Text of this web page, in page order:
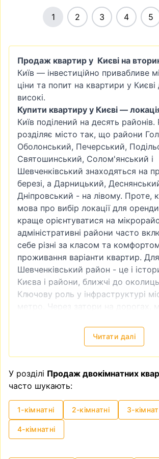
1 2 3 4 5
Продаж квартир у Києві на
Київ — інвестиційно привабливе
ціни та попит на квартири у Києві
високі.
Купити квартиру у Києві —
Київ поділений на десять районів.
розділяє місто так, що райони
Оболонський, Печерський,
Святошинський, Солом'янський і
Шевченківський знаходяться на
березі, а Дарницький,
Дніпровський - на лівому. Проте,
мова про вибір локації для
краще орієнтуватися на
адміністративні райони часто
себе різні за класом та
проживання варіанти квартир.
Шевченківський район - це і
Києва і райони, ближчі до
Ключову роль у інфраструктурі
метро. Через затори на дорогах,
квартира біля метро завжди буде
привабливою як в інвестиційному
(наприклад, якщо ви плануєте
квартиру для подальшої здачі в
для власного проживання.
Продаж квартири без
Таке питання виникає доволі
квартиру без посередника. І
потрібен ріелтер, для чого
додаткові кошти? Приблизно
Читати далі
У розділі Продаж двокімнатних
часто шукають:
1-кімнатні 2-кімнатні 3-
4-кімнатні